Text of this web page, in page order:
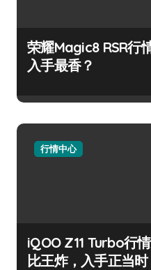
荣耀Magic8 RSR行
入手最香？
行情中心
iQOO Z11 Turbo行
比王炸，入手正当时